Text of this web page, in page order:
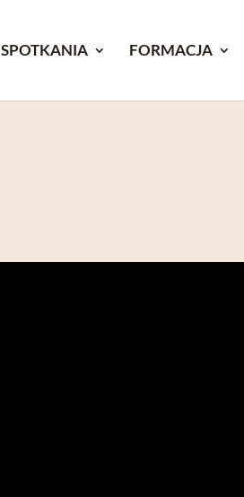
SPOTKANIA FORMACJA